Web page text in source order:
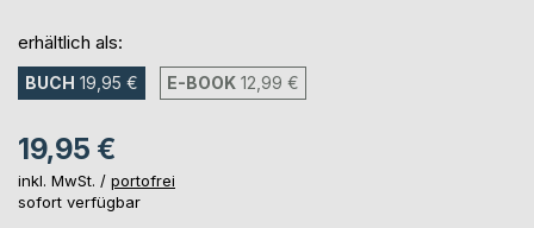
erhältlich als:
BUCH 19,95 € E-BOOK 12,99 €
19,95 €
inkl. MwSt. / portofrei
sofort verfügbar